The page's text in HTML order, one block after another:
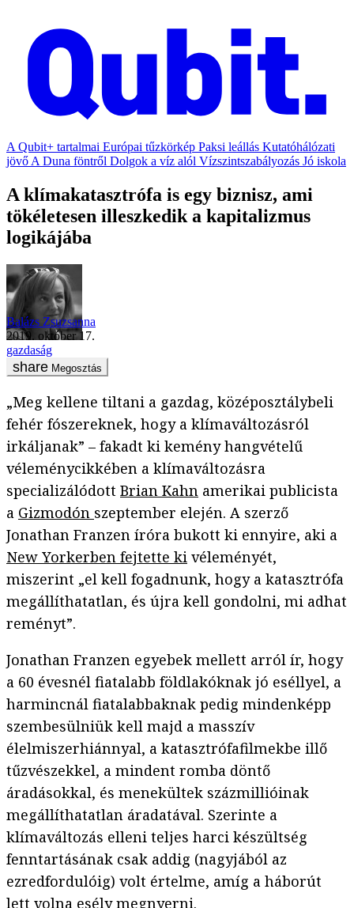
A Qubit+ tartalmai Európai tűzkörkép Paksi leállás Kutatóhálózati
jövő A Duna föntről Dolgok a víz alól Vízszintszabályozás Jó iskola
A klímakatasztrófa is egy biznisz, ami
tökéletesen illeszkedik a kapitalizmus
logikájába
Balázs Zsuzsanna
2019. október 17.
gazdaság
Megosztás
„Meg kellene tiltani a gazdag, középosztálybeli
fehér fószereknek, hogy a klímaváltozásról
irkáljanak” – fakadt ki kemény hangvételű
véleménycikkében a klímaváltozásra
specializálódott Brian Kahn amerikai publicista
a Gizmodón szeptember elején. A szerző
Jonathan Franzen íróra bukott ki ennyire, aki a
New Yorkerben fejtette ki véleményét,
miszerint „el kell fogadnunk, hogy a katasztrófa
megállíthatatlan, és újra kell gondolni, mi adhat
reményt”.
Jonathan Franzen egyebek mellett arról ír, hogy
a 60 évesnél fiatalabb földlakóknak jó eséllyel, a
harmincnál fiatalabbaknak pedig mindenképp
szembesülniük kell majd a masszív
élelmiszerhiánnyal, a katasztrófafilmekbe illő
tűzvészekkel, a mindent romba döntő
áradásokkal, és menekültek százmillióinak
megállíthatatlan áradatával. Szerinte a
klímaváltozás elleni teljes harci készültség
fenntartásának csak addig (nagyjából az
ezredfordulóig) volt értelme, amíg a háborút
lett volna esély megnyerni.